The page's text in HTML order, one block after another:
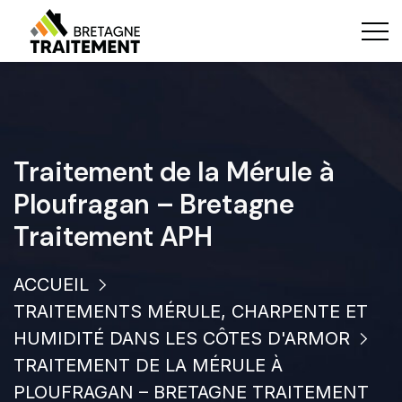
Traitement de la Mérule à
Ploufragan – Bretagne
Traitement APH
ACCUEIL
TRAITEMENTS MÉRULE, CHARPENTE ET
HUMIDITÉ DANS LES CÔTES D'ARMOR
TRAITEMENT DE LA MÉRULE À
PLOUFRAGAN – BRETAGNE TRAITEMENT